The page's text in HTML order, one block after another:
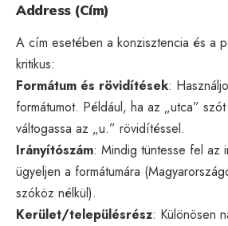
Address (Cím)
A cím esetében a konzisztencia és a
kritikus:
Formátum és rövidítések:
formátumot. Például, ha az „utca”
váltogassa az „u.” rövidítéssel.
Irányítószám: Mindig tüntesse fel az
ügyeljen a formátumára
szóköz nélkül).
Kerület/településrész: Különösen